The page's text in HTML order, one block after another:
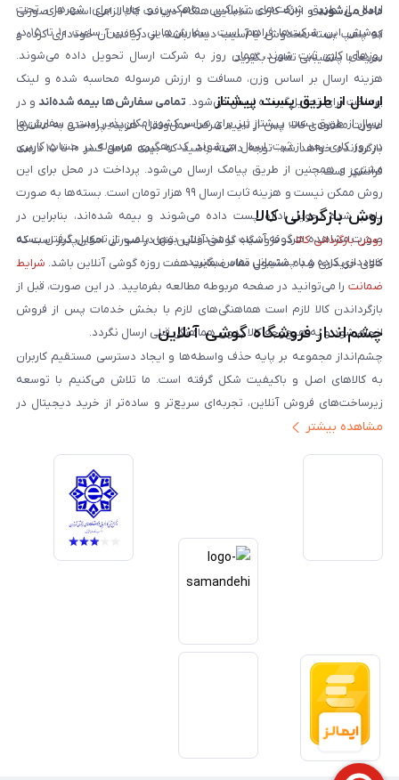
داده می‌شوندو ارائه کارت شناسایی هنگام دریافت کالا الزامی است. در صورتی
که پلمپ بسته مخدوش یا آسیب دیده باشد، از دریافت آن خودداری کرده و
سریعاً با پشتیبانی تماس بگیرید.
ارسال از طریق شرکت‌های تیپاکس، ماهکس و چاپار برای شهرهای تحت
پوشش این شرکت‌ها فراهم است. سفارش‌هایی که بین ساعت ۱۰ تا ۱۵ در
روزهای کاری ثبت شوند، همان روز به شرکت ارسال تحویل داده می‌شوند.
هزینه ارسال بر اساس وزن، مسافت و ارزش مرسوله محاسبه شده و لینک
پرداخت برای تحویل‌گیرنده ارسال می‌شود. تمامی سفارش‌ها بیمه شده‌اند و در
صورت مفقودی کالا، پس از تایید شرکت حمل‌ونقل، هزینه پرداختی به مشتری
بازگردانده خواهد شد. توجه داشته باشید که بیمه شامل کسر ۱۰ تا ۱۵ درصد
فرانشیز است.
ارسال از طریق پست پیشتاز
ارسال از طریق پست پیشتاز نیز برای سراسر کشور امکان‌پذیر است و سفارش‌ها
در روز کاری بعد از ثبت، ارسال می‌شوند. کد رهگیری مرسوله در حساب کاربری
مشتری و همچنین از طریق پیامک ارسال می‌شود. پرداخت در محل برای این
روش ممکن نیست و هزینه ثابت ارسال ۹۹ هزار تومان است. بسته‌ها به صورت
پلمپ شده تحویل اداره پست داده می‌شوند و بیمه شده‌اند، بنابراین در
صورت مشاهده هرگونه آسیب یا مخدوش بودن پلمپ، از تحویل گرفتن بسته
خودداری کرده و با پشتیبانی تماس بگیرید.
روش بازگردانی کالا
روش بازگردانی کالادر فروشگاه گوشی آنلاین تنها در صورتی امکان‌پذیر است که
کالای خریداری شده مشمول مفاد ضمانت هفت روزه گوشی آنلاین باشد. شرایط
ضمانت را می‌توانید در صفحه مربوطه مطالعه بفرمایید. در این صورت، قبل از
بازگرداندن کالا لازم است هماهنگی‌های لازم با بخش خدمات پس از فروش
انجام شود و به هیچ‌وجه کالا بدون هماهنگی قبلی ارسال نگردد.
چشم‌انداز فروشگاه گوشی آنلاین
چشم‌انداز مجموعه بر پایه حذف واسطه‌ها و ایجاد دسترسی مستقیم کاربران
به کالاهای اصل و باکیفیت شکل گرفته است. ما تلاش می‌کنیم با توسعه
زیرساخت‌های فروش آنلاین، تجربه‌ای سریع‌تر و ساده‌تر از خرید دیجیتال در
ایران ارائه دهیم. تبدیل‌شدن به مرجعی قابل اعتماد برای خرید کالای دیجیتال،
خدمات و به‌روزرسانی مداوم محصولات، مسیر ما را روشن‌تر می‌کند. ما باور
داریم آینده بازار دیجیتال متعلق به کسب‌وکارهایی است که صداقت و شفافیت
را در اولویت قرار می‌دهند. گوشی آنلاین با تکیه بر تجربه و تخصص، با قدرت به
سمت تحقق این چشم‌انداز حرکت می‌کند.
مشاهده بیشتر